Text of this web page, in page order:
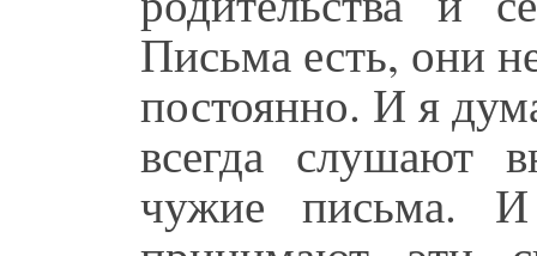
Письма есть, они
постоянно. И я
всегда слушают
чужие письма. И